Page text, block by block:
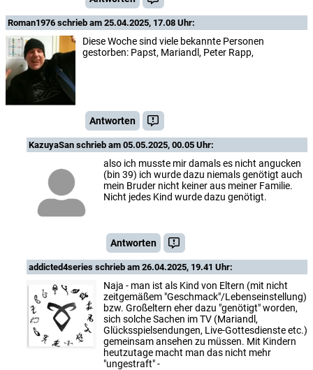
Roman1976 schrieb am 25.04.2025, 17.08 Uhr:
Diese Woche sind viele bekannte Personen
gestorben: Papst, Mariandl, Peter Rapp,
Antworten
KazuyaSan schrieb am 05.05.2025, 00.05 Uhr:
also ich musste mir damals es nicht angucken
(bin 39) ich wurde dazu niemals genötigt auch
mein Bruder nicht keiner aus meiner Familie.
Nicht jedes Kind wurde dazu genötigt.
Antworten
addicted4series schrieb am 26.04.2025, 19.41 Uhr:
Naja - man ist als Kind von Eltern (mit nicht
zeitgemäßem "Geschmack"/Lebenseinstellung)
bzw. Großeltern eher dazu "genötigt" worden,
sich solche Sachen im TV (Mariandl,
Glücksspielsendungen, Live-Gottesdienste etc.)
gemeinsam ansehen zu müssen. Mit Kindern
heutzutage macht man das nicht mehr
"ungestraft" -